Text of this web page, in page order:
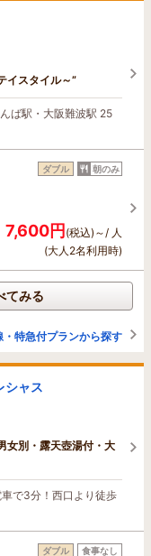
イスタイル～”
ば駅・大阪難波駅 25
ダブル 朝のみ
7,600円(税込)～/ 人
(大人2名利用時)
てみる
特急付プランから探す
ャス
女別・露天壺湯付・大
で3分！西口より徒歩
ダブル 食事なし